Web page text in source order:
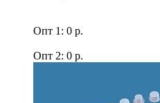
Опт 1: 0 р.
Опт 2: 0 р.